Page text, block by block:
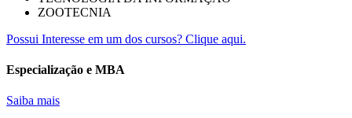
ZOOTECNIA
Possui Interesse em um dos cursos? Clique aqui.
Especialização e MBA
Saiba mais